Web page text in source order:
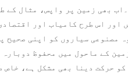
بھی زمین پر واپس، مثال کے
اور اس طرح کامیاب اور
مصنوعی سیاروں کو اپنی صحیح
کے ماحول میں محفوظ
حرکت دینا بھی مشکل ہے، خاص